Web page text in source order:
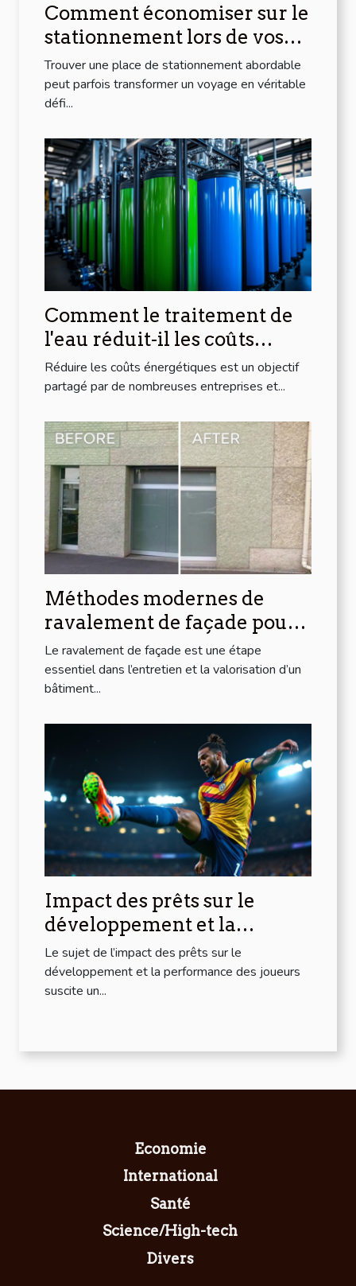
Comment économiser sur le
stationnement lors de vos
voyages
Trouver une place de stationnement abordable
peut parfois transformer un voyage en véritable
défi...
Comment le traitement de
l'eau réduit-il les coûts
énergétiques ?
Réduire les coûts énergétiques est un objectif
partagé par de nombreuses entreprises et...
Méthodes modernes de
ravalement de façade pour
votre bâtiment
Le ravalement de façade est une étape
essentiel dans l’entretien et la valorisation d’un
bâtiment...
Impact des prêts sur le
développement et la
performance des joueurs
Le sujet de l’impact des prêts sur le
développement et la performance des joueurs
suscite un...
Economie
International
Santé
Science/High-tech
Divers